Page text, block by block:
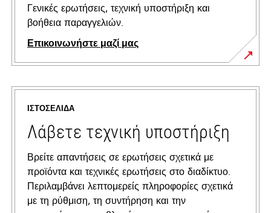
Γενικές ερωτήσεις, τεχνική υποστήριξη και
βοήθεια παραγγελιών.
Επικοινωνήστε μαζί μας
ΙΣΤΟΣΕΛΊΔΑ
Λάβετε τεχνική υποστήριξη
Βρείτε απαντήσεις σε ερωτήσεις σχετικά με
προϊόντα και τεχνικές ερωτήσεις στο διαδίκτυο.
Περιλαμβάνει λεπτομερείς πληροφορίες σχετικά
με τη ρύθμιση, τη συντήρηση και την